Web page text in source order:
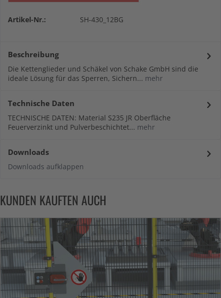
Artikel-Nr.: SH-430_12BG
Beschreibung
Die Kettenglieder und Schäkel von Schake GmbH sind die
ideale Lösung für das Sperren, Sichern... mehr
Technische Daten
TECHNISCHE DATEN: Material S235 JR Oberfläche
Feuerverzinkt und Pulverbeschichtet... mehr
Downloads
Downloads aufklappen
KUNDEN KAUFTEN AUCH